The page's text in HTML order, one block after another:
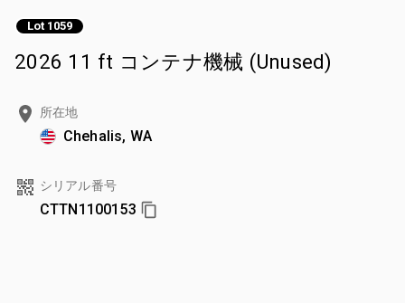
Lot 1059
2026 11 ft コンテナ機械 (Unused)
所在地
Chehalis, WA
シリアル番号
CTTN1100153